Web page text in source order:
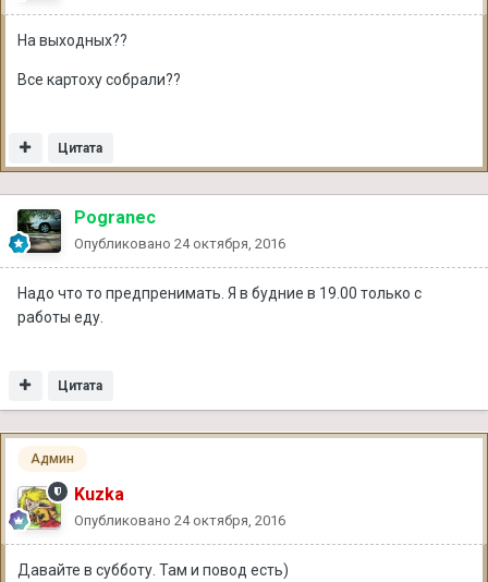
На выходных??
Все картоху собрали??
Цитата
Pogranec
Опубликовано 24 октября, 2016
Надо что то предпренимать. Я в будние в 19.00 только с
работы еду.
Цитата
Админ
Kuzka
Опубликовано 24 октября, 2016
Давайте в субботу. Там и повод есть)